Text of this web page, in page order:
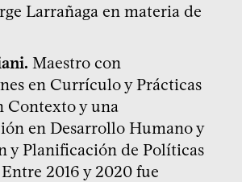
Larrañaga en materia de
Maestro con
en Currículo y Prácticas
Contexto y una
en Desarrollo Humano y
y Planificación de Políticas
2016 y 2020 fue